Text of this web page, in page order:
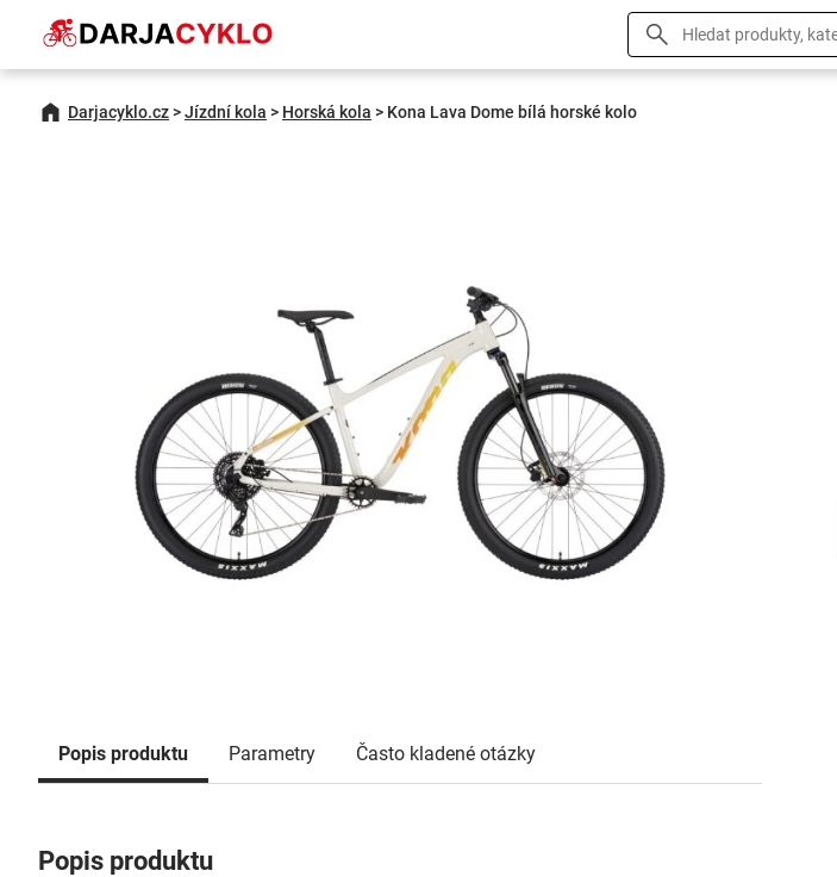
Darjacyklo.cz>Jízdní kola > Horská kola > Kona Lava Dome bílá horské kolo
Popis produktu Parametry Často kladené otázky
Popis produktu